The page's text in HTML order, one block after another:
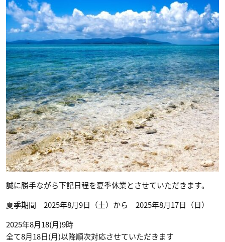
誠に勝手ながら下記日程を夏季休業とさせていただきます。
夏季期間 2025年8月9日（土）から 2025年8月17日（日）
2025年8月18(月)9時
全て8月18日(月)以降順次対応させていただきます